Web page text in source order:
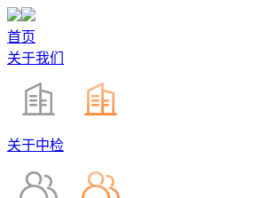
首页
关于我们
关于中检